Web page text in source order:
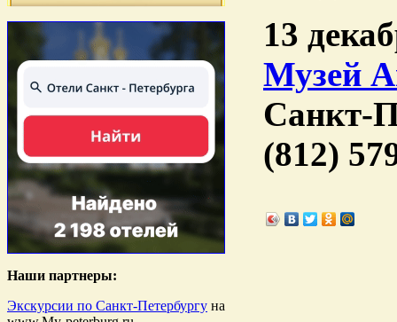
Наши партнеры:
Экскурсии по Санкт-Петербургу на
13
Музей
Санкт-
(812)